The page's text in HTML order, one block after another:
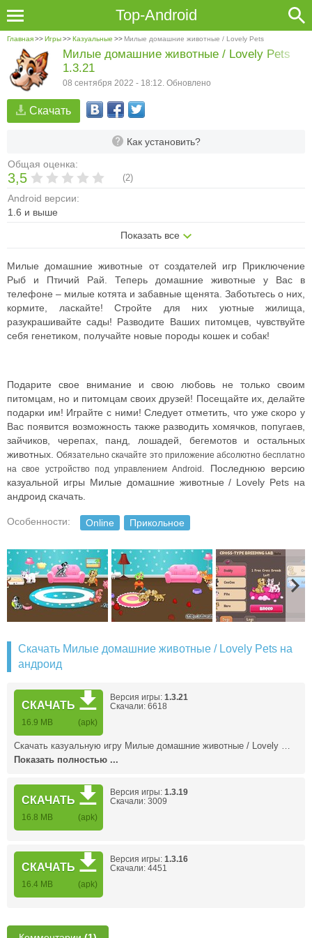
Top-Android
Главная>>Игры>>Казуальные >> Милые домашние животные / Lovely Pets
Скачать
Как установить?
Общая оценка:
3,5 (2)
Android версии:
1.6 и выше
Показать все
Милые домашние животные / Lovely Pets
1.3.21
08 сентября 2022 - 18:12. Обновлено
Милые домашние животные от создателей игр Приключение
Рыб и Птичий Рай. Теперь домашние животные у Вас в
телефоне – милые котята и забавные щенята. Заботьтесь о них,
кормите, ласкайте! Стройте для них уютные жилища,
разукрашивайте сады! Разводите Ваших питомцев, чувствуйте
себя генетиком, получайте новые породы кошек и собак!
Подарите свое внимание и свою любовь не только своим
питомцам, но и питомцам своих друзей! Посещайте их, делайте
подарки им! Играйте с ними! Следует отметить, что уже скоро у
Вас появится возможность также разводить хомячков, попугаев,
зайчиков, черепах, панд, лошадей, бегемотов и остальных
животных.Обязательно скачайте это приложение абсолютно бесплатно
на свое устройство под управлением Android.
Последнюю версию
казуальной игры Милые домашние животные / Lovely Pets на
андроид скачать.
Особенности: Online Прикольное
Скачать Милые домашние животные / Lovely Pets на
андроид
СКАЧАТЬ
16.9 MB (apk)
Версия игры: 1.3.21
Скачали: 6618
Скачать казуальную игру Милые домашние животные / Lovely …
Показать полностью ...
СКАЧАТЬ
16.8 MB (apk)
Версия игры: 1.3.19
Скачали: 3009
СКАЧАТЬ
16.4 MB (apk)
Версия игры: 1.3.16
Скачали: 4451